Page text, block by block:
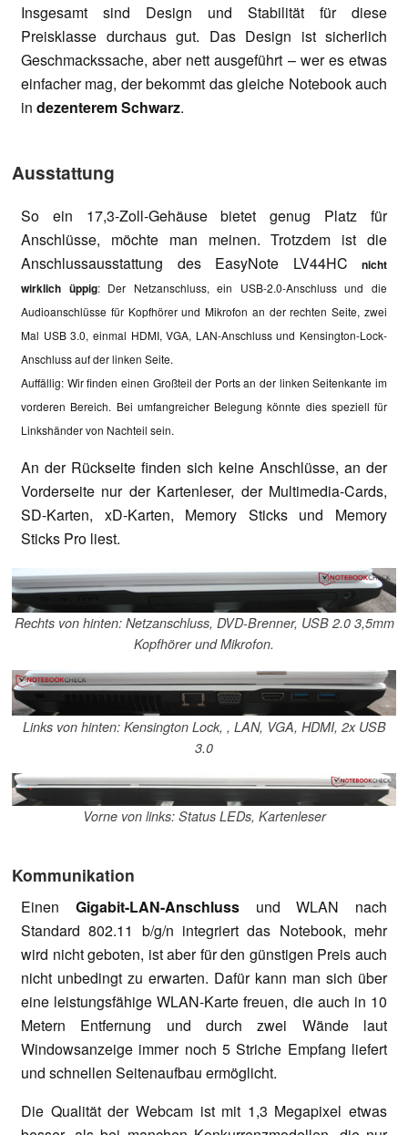
Insgesamt sind Design und Stabilität für diese
Preisklasse durchaus gut. Das Design ist sicherlich
Geschmackssache, aber nett ausgeführt – wer es etwas
einfacher mag, der bekommt das gleiche Notebook auch
in dezenterem Schwarz.
Ausstattung
So ein 17,3-Zoll-Gehäuse bietet genug Platz für
Anschlüsse, möchte man meinen. Trotzdem ist die
Anschlussausstattung des EasyNote LV44HC
nicht
wirklich üppig: Der Netzanschluss, ein USB-2.0-Anschluss und die
Audioanschlüsse für Kopfhörer und Mikrofon an der rechten Seite, zwei
Mal USB 3.0, einmal HDMI, VGA, LAN-Anschluss und Kensington-Lock-
Anschluss auf der linken Seite.
Auffällig: Wir finden einen Großteil der Ports an der linken Seitenkante im
vorderen Bereich. Bei umfangreicher Belegung könnte dies speziell für
Linkshänder von Nachteil sein.
An der Rückseite finden sich keine Anschlüsse, an der
Vorderseite nur der Kartenleser, der Multimedia-Cards,
SD-Karten, xD-Karten, Memory Sticks und Memory
Sticks Pro liest.
Rechts von hinten: Netzanschluss, DVD-Brenner, USB 2.0 3,5mm
Kopfhörer und Mikrofon.
Links von hinten: Kensington Lock, , LAN, VGA, HDMI, 2x USB
3.0
Vorne von links: Status LEDs, Kartenleser
Kommunikation
Einen Gigabit-LAN-Anschlussund WLAN nach
Standard 802.11 b/g/n integriert das Notebook, mehr
wird nicht geboten, ist aber für den günstigen Preis auch
nicht unbedingt zu erwarten. Dafür kann man sich über
eine leistungsfähige WLAN-Karte freuen, die auch in 10
Metern Entfernung und durch zwei Wände laut
Windowsanzeige immer noch 5 Striche Empfang liefert
und schnellen Seitenaufbau ermöglicht.
Die Qualität der Webcam ist mit 1,3 Megapixel etwas